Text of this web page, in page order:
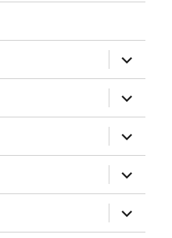
öffnen
öffnen
öffnen
öffnen
öffnen